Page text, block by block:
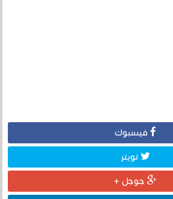
فيسبوك
تويتر
جوجل +